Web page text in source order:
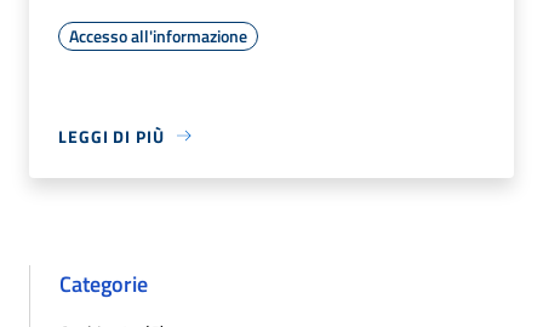
Accesso all'informazione
LEGGI DI PIÙ
Categorie